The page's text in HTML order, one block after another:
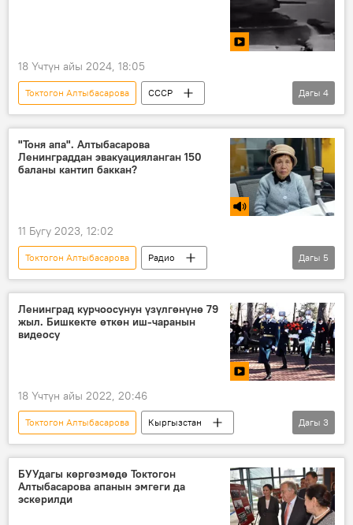
18 Үчтүн айы 2024, 18:05
Токтогон Алтыбасарова
СССР
Улуу Ата Мекендик согуш
Ленинград
"Ладога" көлү
Дагы 4
"Тоня апа". Алтыбасарова
Ленинграддан эвакуацияланган 150
баланы кантип баккан?
11 Бугу 2023, 12:02
Токтогон Алтыбасарова
Радио
Кыргызстан
Ленинград блокадасында
Калбүбү Менсеитова
Дагы 5
Ленинград курчоосунун үзүлгөнүнө 79
жыл. Бишкекте өткөн иш-чаранын
видеосу
18 Үчтүн айы 2022, 20:46
Токтогон Алтыбасарова
Кыргызстан
Видео
митинг-реквием
Ленинград блокадасында
Дагы 3
БУУдагы көргөзмөдө Токтогон
Алтыбасарова апанын эмгеги да
эскерилди